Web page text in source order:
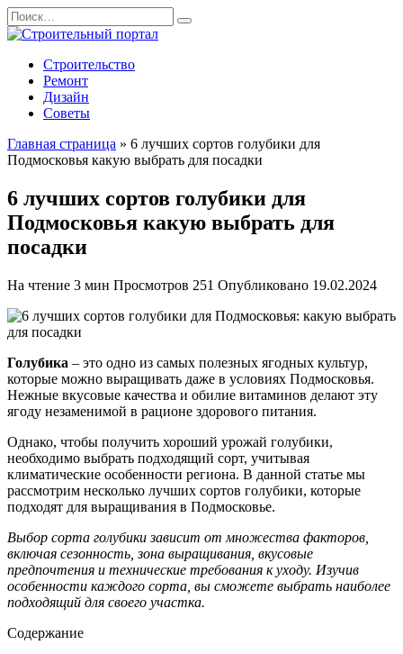
Перейти
к
содержанию
Search
for:
Строительство
Ремонт
Дизайн
Советы
Главная страница » 6 лучших сортов голубики для
Подмосковья какую выбрать для посадки
6 лучших сортов голубики для
Подмосковья какую выбрать для
посадки
На чтение 3 мин Просмотров 251 Опубликовано 19.02.2024
Голубика – это одно из самых полезных ягодных культур,
которые можно выращивать даже в условиях Подмосковья.
Нежные вкусовые качества и обилие витаминов делают эту
ягоду незаменимой в рационе здорового питания.
Однако, чтобы получить хороший урожай голубики,
необходимо выбрать подходящий сорт, учитывая
климатические особенности региона. В данной статье мы
рассмотрим несколько лучших сортов голубики, которые
подходят для выращивания в Подмосковье.
Выбор сорта голубики зависит от множества факторов,
включая сезонность, зона выращивания, вкусовые
предпочтения и технические требования к уходу. Изучив
особенности каждого сорта, вы сможете выбрать наиболее
подходящий для своего участка.
Содержание